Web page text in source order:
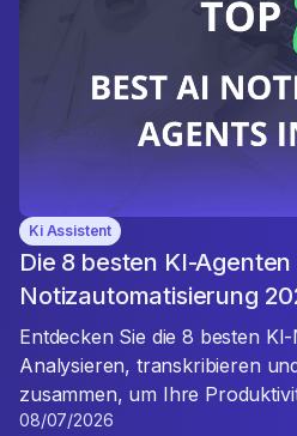
Ki Assistent
Die 8 besten KI-
Notizautomatisierung
Entdecken Sie die 8 besten
Analysieren, transkribieren
zusammen, um Ihre
08/07/2026